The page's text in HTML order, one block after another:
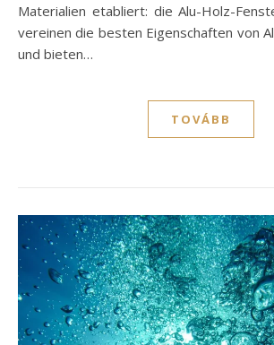
Materialien etabliert: die Alu-Holz-
vereinen die besten Eigenschaften von
und bieten…
TOVÁBB